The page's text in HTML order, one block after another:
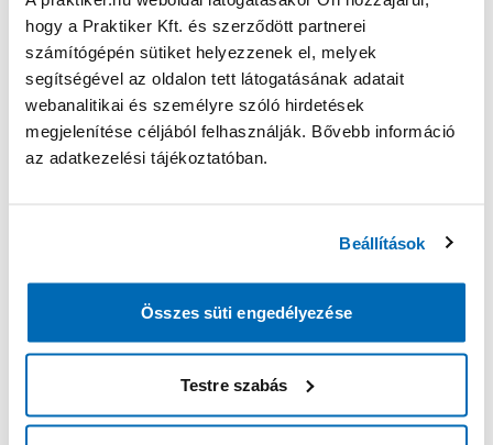
hogy a Praktiker Kft. és szerződött partnerei
számítógépén sütiket helyezzenek el, melyek
segítségével az oldalon tett látogatásának adatait
webanalitikai és személyre szóló hirdetések
megjelenítése céljából felhasználják. Bővebb információ
az adatkezelési tájékoztatóban.
Beállítások
Összes süti engedélyezése
Testre szabás